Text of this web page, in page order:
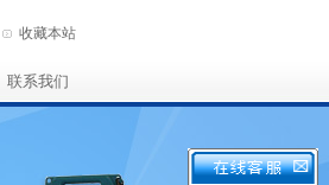
收藏本站
联系我们